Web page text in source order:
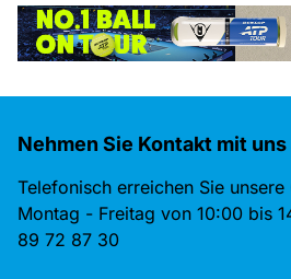
Nehmen Sie Kontakt mit uns
Telefonisch erreichen Sie unsere
Montag - Freitag von 10:00 bis
89 72 87 30